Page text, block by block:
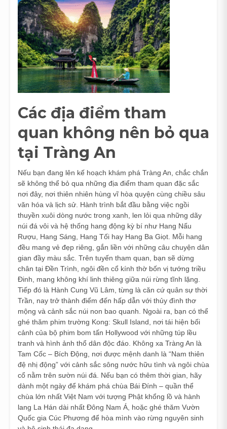
Các địa điểm tham
quan không nên bỏ qua
tại Tràng An
Nếu bạn đang lên kế hoạch khám phá Tràng An, chắc chắn
sẽ không thể bỏ qua những địa điểm tham quan đặc sắc
nơi đây, nơi thiên nhiên hùng vĩ hòa quyện cùng chiều sâu
văn hóa và lịch sử. Hành trình bắt đầu bằng việc ngồi
thuyền xuôi dòng nước trong xanh, len lỏi qua những dãy
núi đá vôi và hệ thống hang động kỳ bí như Hang Nấu
Rượu, Hang Sáng, Hang Tối hay Hang Ba Giọt. Mỗi hang
đều mang vẻ đẹp riêng, gắn liền với những câu chuyện dân
gian đầy màu sắc. Trên tuyến tham quan, bạn sẽ dừng
chân tại Đền Trình, ngôi đền cổ kính thờ bốn vị tướng triều
Đinh, mang không khí linh thiêng giữa núi rừng tĩnh lặng.
Tiếp đó là Hành Cung Vũ Lâm, từng là căn cứ quân sự thời
Trần, nay trở thành điểm đến hấp dẫn với thủy đình thơ
mộng và cảnh sắc núi non bao quanh. Ngoài ra, bạn có thể
ghé thăm phim trường Kong: Skull Island, nơi tái hiện bối
cảnh của bộ phim bom tấn Hollywood với những túp lều
tranh và hình ảnh thổ dân độc đáo. Không xa Tràng An là
Tam Cốc – Bích Động, nơi được mệnh danh là “Nam thiên
đệ nhị động” với cảnh sắc sông nước hữu tình và ngôi chùa
cổ nằm trên sườn núi đá. Nếu bạn có thêm thời gian, hãy
dành một ngày để khám phá chùa Bái Đính – quần thể
chùa lớn nhất Việt Nam với tượng Phật khổng lồ và hành
lang La Hán dài nhất Đông Nam Á, hoặc ghé thăm Vườn
Quốc gia Cúc Phương để hòa mình vào rừng nguyên sinh